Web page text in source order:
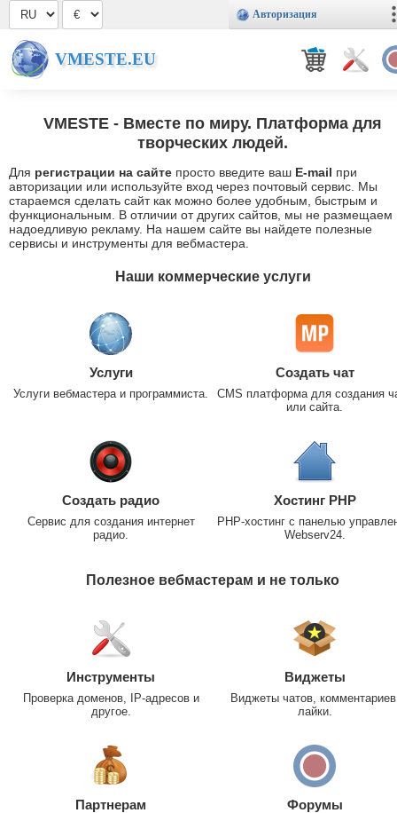
Авторизация
VMESTE.EU
VMESTE - Вместе по миру. Платформа для
творческих людей.
Для регистрации на сайте просто введите ваш E-mail при
авторизации или используйте вход через почтовый сервис. Мы
стараемся сделать сайт как можно более удобным, быстрым и
функциональным. В отличии от других сайтов, мы не размещаем
надоедливую рекламу. На нашем сайте вы найдете полезные
сервисы и инструменты для вебмастера.
Наши коммерческие услуги
Услуги
Услуги вебмастера и программиста.
Создать чат
CMS платформа для создания
или сайта.
Создать радио
Сервис для создания интернет
радио.
Хостинг PHP
PHP-хостинг с панелью
Webserv24.
Полезное вебмастерам и не только
Инструменты
Проверка доменов, IP-адресов и
другое.
Виджеты
Виджеты чатов,
лайки.
Партнерам Форумы